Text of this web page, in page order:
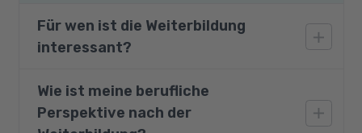
Für wen ist die Weiterbildung
interessant?
Die Masterclass richtet sich an Fachkräfte und
Führungskräfte in den Bereichen Marketing,
Wie ist meine berufliche
Perspektive nach der